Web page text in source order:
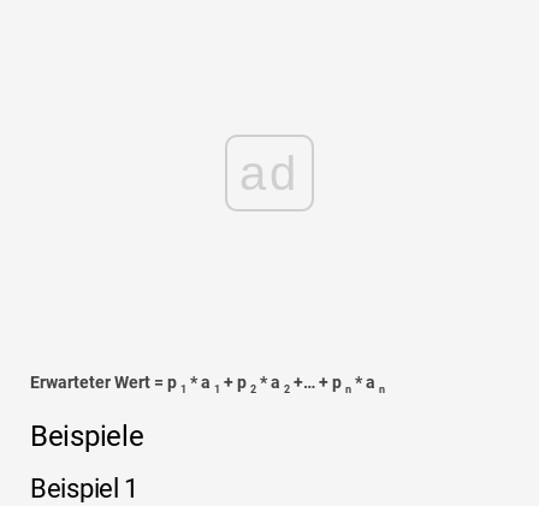
ad
Erwarteter Wert = p 1 * a 1 + p 2 * a 2 +… + p n * a n
Beispiele
Beispiel 1